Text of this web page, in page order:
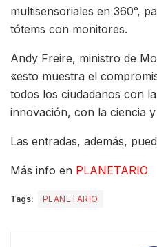
multisensoriales en 360°,
tótems con monitores.
Andy Freire, ministro de
«esto muestra el
todos los ciudadanos con
innovación, con la ciencia
Las entradas, además,
Más info en PLANETARIO
Tags: PLANETARIO